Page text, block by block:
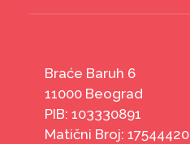
Braće Baruh 6
11000 Beograd
PIB: 103330891
Matični Broj: 17544420